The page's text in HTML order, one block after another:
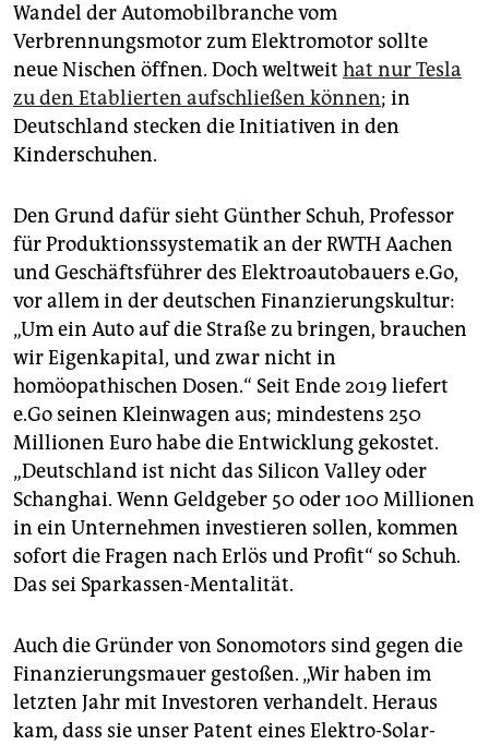
Wandel der Automobilbranche vom
Verbrennungsmotor zum Elektromotor sollte
neue Nischen öffnen. Doch weltweit hat nur Tesla
zu den Etablierten aufschließen können; in
Deutschland stecken die Initiativen in den
Kinderschuhen.
Den Grund dafür sieht Günther Schuh, Professor
für Produktionssystematik an der RWTH Aachen
und Geschäftsführer des Elektroautobauers e.Go,
vor allem in der deutschen Finanzierungskultur:
„Um ein Auto auf die Straße zu bringen, brauchen
wir Eigenkapital, und zwar nicht in
homöopathischen Dosen.“ Seit Ende 2019 liefert
e.Go seinen Kleinwagen aus; mindestens 250
Millionen Euro habe die Entwicklung gekostet.
„Deutschland ist nicht das Silicon Valley oder
Schanghai. Wenn Geldgeber 50 oder 100 Millionen
in ein Unternehmen investieren sollen, kommen
sofort die Fragen nach Erlös und Profit“ so Schuh.
Das sei Sparkassen-Mentalität.
Auch die Gründer von Sonomotors sind gegen die
Finanzierungsmauer gestoßen. „Wir haben im
letzten Jahr mit Investoren verhandelt. Heraus
kam, dass sie unser Patent eines Elektro-Solar-